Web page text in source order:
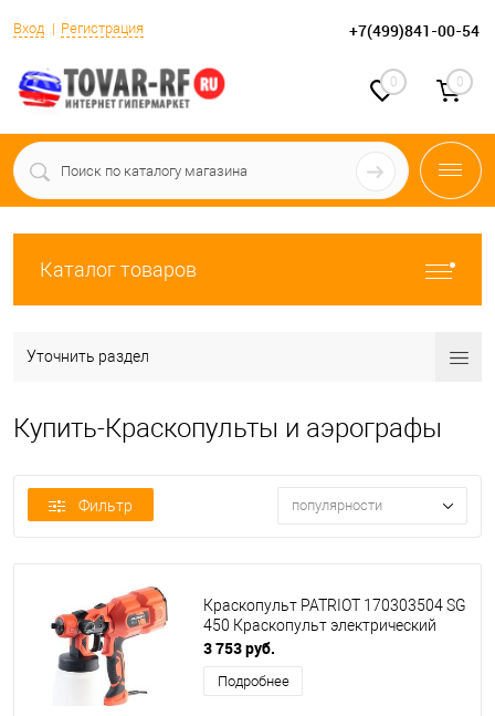
Вход Регистрация +7(499)841-00-54
0 0
Каталог товаров
Уточнить раздел
Купить-Краскопульты и аэрографы
Фильтр популярности
Краскопульт PATRIOT 170303504 SG
450 Краскопульт электрический
3 753 руб.
Подробнее